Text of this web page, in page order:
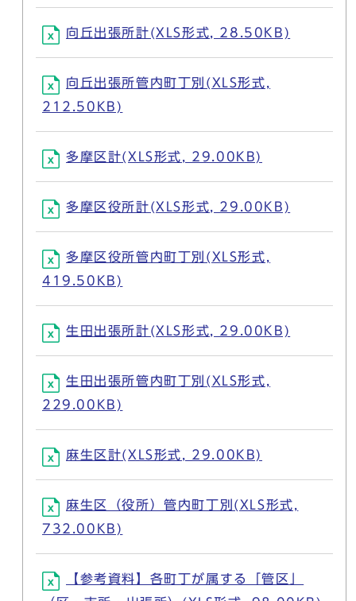
向丘出張所計(XLS形式, 28.50KB)
向丘出張所管内町丁別(XLS形式,
212.50KB)
多摩区計(XLS形式, 29.00KB)
多摩区役所計(XLS形式, 29.00KB)
多摩区役所管内町丁別(XLS形式,
419.50KB)
生田出張所計(XLS形式, 29.00KB)
生田出張所管内町丁別(XLS形式,
229.00KB)
麻生区計(XLS形式, 29.00KB)
麻生区（役所）管内町丁別(XLS形式,
732.00KB)
【参考資料】各町丁が属する「管区」